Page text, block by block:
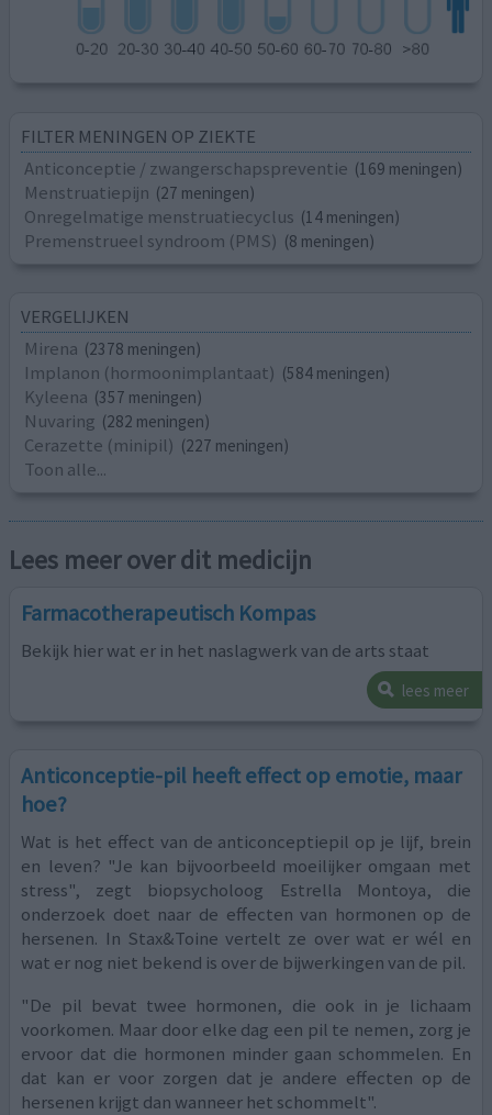
FILTER MENINGEN OP ZIEKTE
Anticonceptie / zwangerschapspreventie (169 meningen)
Menstruatiepijn (27 meningen)
Onregelmatige menstruatiecyclus (14 meningen)
Premenstrueel syndroom (PMS) (8 meningen)
VERGELIJKEN
Mirena (2378 meningen)
Implanon (hormoonimplantaat) (584 meningen)
Kyleena (357 meningen)
Nuvaring (282 meningen)
Cerazette (minipil) (227 meningen)
Toon alle...
Lees meer over dit medicijn
Farmacotherapeutisch Kompas
Bekijk hier wat er in het naslagwerk van de arts staat
lees meer
Anticonceptie-pil heeft effect op emotie, maar
hoe?
Wat is het effect van de anticonceptiepil op je lijf, brein
en leven? "Je kan bijvoorbeeld moeilijker omgaan met
stress", zegt biopsycholoog Estrella Montoya, die
onderzoek doet naar de effecten van hormonen op de
hersenen. In Stax&Toine vertelt ze over wat er wél en
wat er nog niet bekend is over de bijwerkingen van de pil.
"De pil bevat twee hormonen, die ook in je lichaam
voorkomen. Maar door elke dag een pil te nemen, zorg je
ervoor dat die hormonen minder gaan schommelen. En
dat kan er voor zorgen dat je andere effecten op de
hersenen krijgt dan wanneer het schommelt".